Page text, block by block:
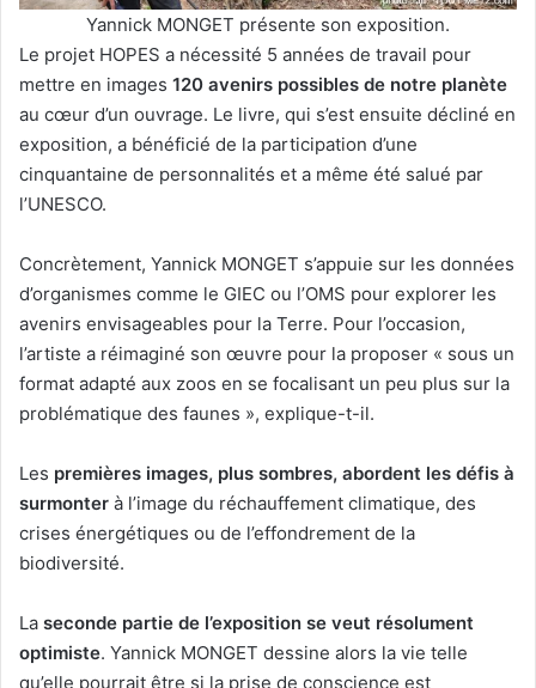
Yannick MONGET présente son exposition.
Le projet HOPES a nécessité 5 années de travail pour
mettre en images 120 avenirs possibles de notre planète
au cœur d’un ouvrage. Le livre, qui s’est ensuite décliné en
exposition, a bénéficié de la participation d’une
cinquantaine de personnalités et a même été salué par
l’UNESCO.
Concrètement, Yannick MONGET s’appuie sur les données
d’organismes comme le GIEC ou l’OMS pour explorer les
avenirs envisageables pour la Terre. Pour l’occasion,
l’artiste a réimaginé son œuvre pour la proposer « sous un
format adapté aux zoos en se focalisant un peu plus sur la
problématique des faunes », explique-t-il.
Les premières images, plus sombres, abordent les défis à
surmonter à l’image du réchauffement climatique, des
crises énergétiques ou de l’effondrement de la
biodiversité.
La seconde partie de l’exposition se veut résolument
optimiste. Yannick MONGET dessine alors la vie telle
qu’elle pourrait être si la prise de conscience est